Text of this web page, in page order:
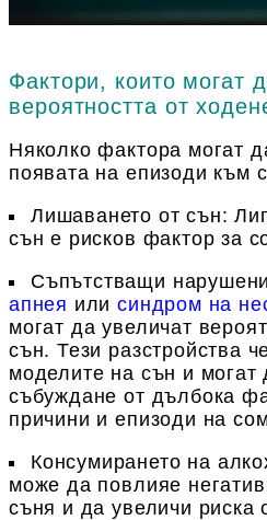
Фактори, които могат
вероятността от
Няколко фактора могат
появата на епизоди към
Лишаването от сън:
сън е рисков фактор за
Съпътстващи
апнея илисиндром на
могат да увеличат
сън. Тези разстройства
моделите на сън и могат
събуждане от дълбока
причини и епизоди на
Консумирането на
може да повлияе
съня и да увеличи риска